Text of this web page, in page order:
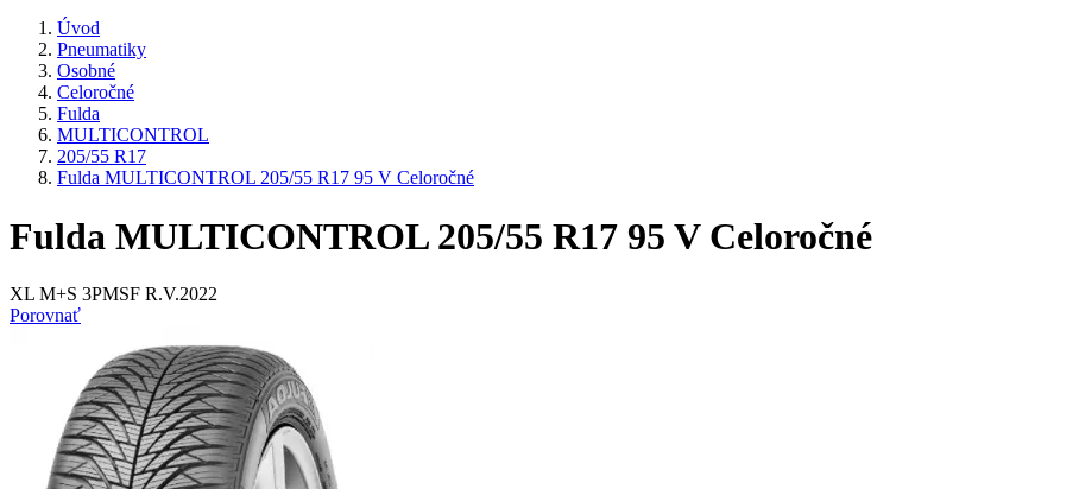
Úvod
Pneumatiky
Osobné
Celoročné
Fulda
MULTICONTROL
205/55 R17
Fulda MULTICONTROL 205/55 R17 95 V Celoročné
Fulda MULTICONTROL 205/55 R17 95 V Celoročné
XL M+S 3PMSF R.V.2022
Porovnať